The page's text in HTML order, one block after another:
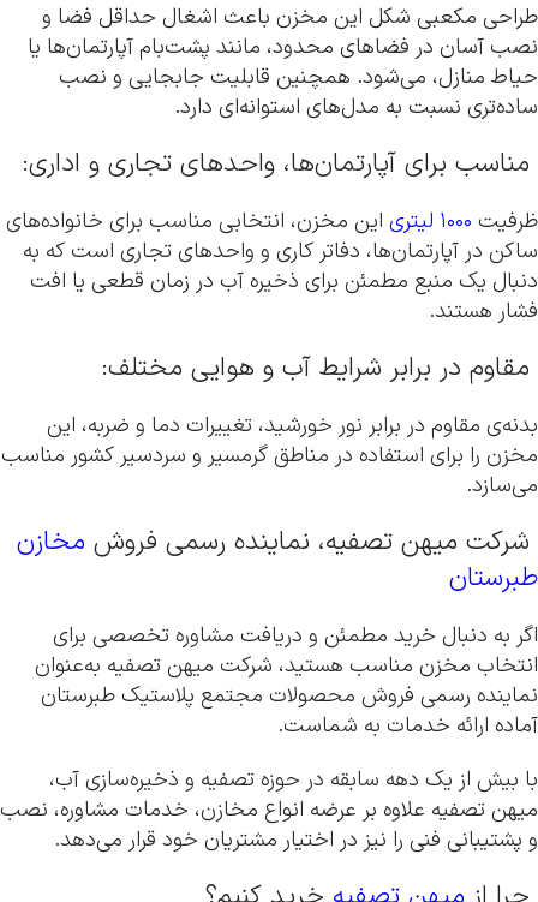
طراحی مکعبی شکل این مخزن باعث اشغال حداقل فضا و
نصب آسان در فضاهای محدود، مانند پشت‌بام آپارتمان‌ها یا
حیاط منازل، می‌شود. همچنین قابلیت جابجایی و نصب
ساده‌تری نسبت به مدل‌های استوانه‌ای دارد.
مناسب برای آپارتمان‌ها، واحدهای تجاری و اداری:
ظرفیت
این مخزن، انتخابی مناسب برای خانواده‌های
ساکن در آپارتمان‌ها، دفاتر کاری و واحدهای تجاری است که به
دنبال یک منبع مطمئن برای ذخیره آب در زمان قطعی یا افت
فشار هستند.
مقاوم در برابر شرایط آب و هوایی مختلف:
بدنه‌ی مقاوم در برابر نور خورشید، تغییرات دما و ضربه، این
مخزن را برای استفاده در مناطق گرمسیر و سردسیر کشور مناسب
می‌سازد.
شرکت میهن تصفیه، نماینده رسمی فروش مخازن
طبرستان
اگر به دنبال خرید مطمئن و دریافت مشاوره تخصصی برای
انتخاب مخزن مناسب هستید، شرکت میهن تصفیه به‌عنوان
نماینده رسمی فروش محصولات مجتمع پلاستیک طبرستان
آماده ارائه خدمات به شماست.
با بیش از یک دهه سابقه در حوزه تصفیه و ذخیره‌سازی آب،
میهن تصفیه علاوه بر عرضه انواع مخازن، خدمات مشاوره، نصب
و پشتیبانی فنی را نیز در اختیار مشتریان خود قرار می‌دهد.